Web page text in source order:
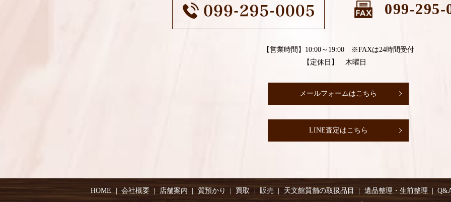
099-295-
【営業時間】10:00～19:00 ※FAXは24時間受付
【定休日】 木曜日
メールフォームはこちら
LINE査定はこちら
HOME 会社概要 店舗案内 質預かり 買取 販売 天文館質舗の取扱品目 遺品整理・生前整理